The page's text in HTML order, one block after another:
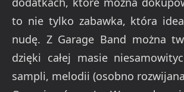
to nie tylko zabawka, która
nudę. Z Garage Band można
dzięki całej masie
sampli, melodii (osobno